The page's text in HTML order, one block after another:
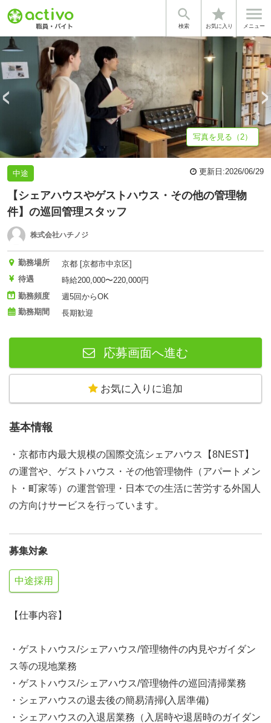

検索
star
お気に入り

メニュー
基本情報 募集詳細 企業情報
写真を見る（2）
中途 更新日:2026/06/29
【シェアハウスやゲストハウス・その他の管理物
件】の巡回管理スタッフ
株式会社ハチノジ
勤務場所
京都 [京都市中京区]
待遇
時給200,000〜220,000円
勤務頻度
週5回からOK
勤務期間
長期歓迎
応募画面へ進む
お気に入りに追加
基本情報
・京都市内最大規模の国際交流シェアハウス【8NEST】
の運営や、ゲストハウス・その他管理物件（アパートメン
ト・町家等）の運営管理・日本での生活に苦労する外国人
の方向けサービスを行っています。
募集対象
中途採用
【仕事内容】
・ゲストハウス/シェアハウス/管理物件の内見やガイダン
ス等の現地業務
・ゲストハウス/シェアハウス/管理物件の巡回清掃業務
・シェアハウスの退去後の簡易清掃(入居準備)
・シェアハウスの入退居業務（入居時や退居時のガイダン